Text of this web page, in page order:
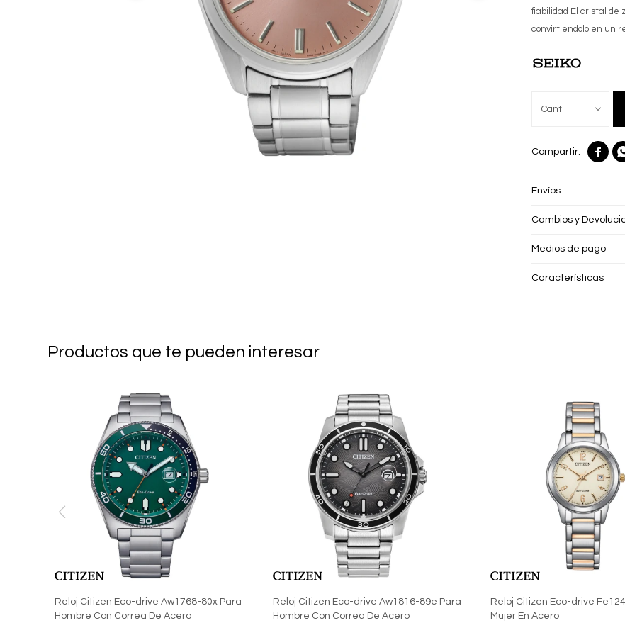
fiabilidad El cristal de
convirtiendolo en un
1

Envíos
Cambios y
Medios de pago
Características
Productos que te pueden interesar
Reloj Citizen Eco-drive Aw1768-80x Para
Hombre Con Correa De Acero
Reloj Citizen Eco-drive Aw1816-89e Para
Hombre Con Correa De Acero
Reloj Citizen Eco-drive
Mujer En Acero